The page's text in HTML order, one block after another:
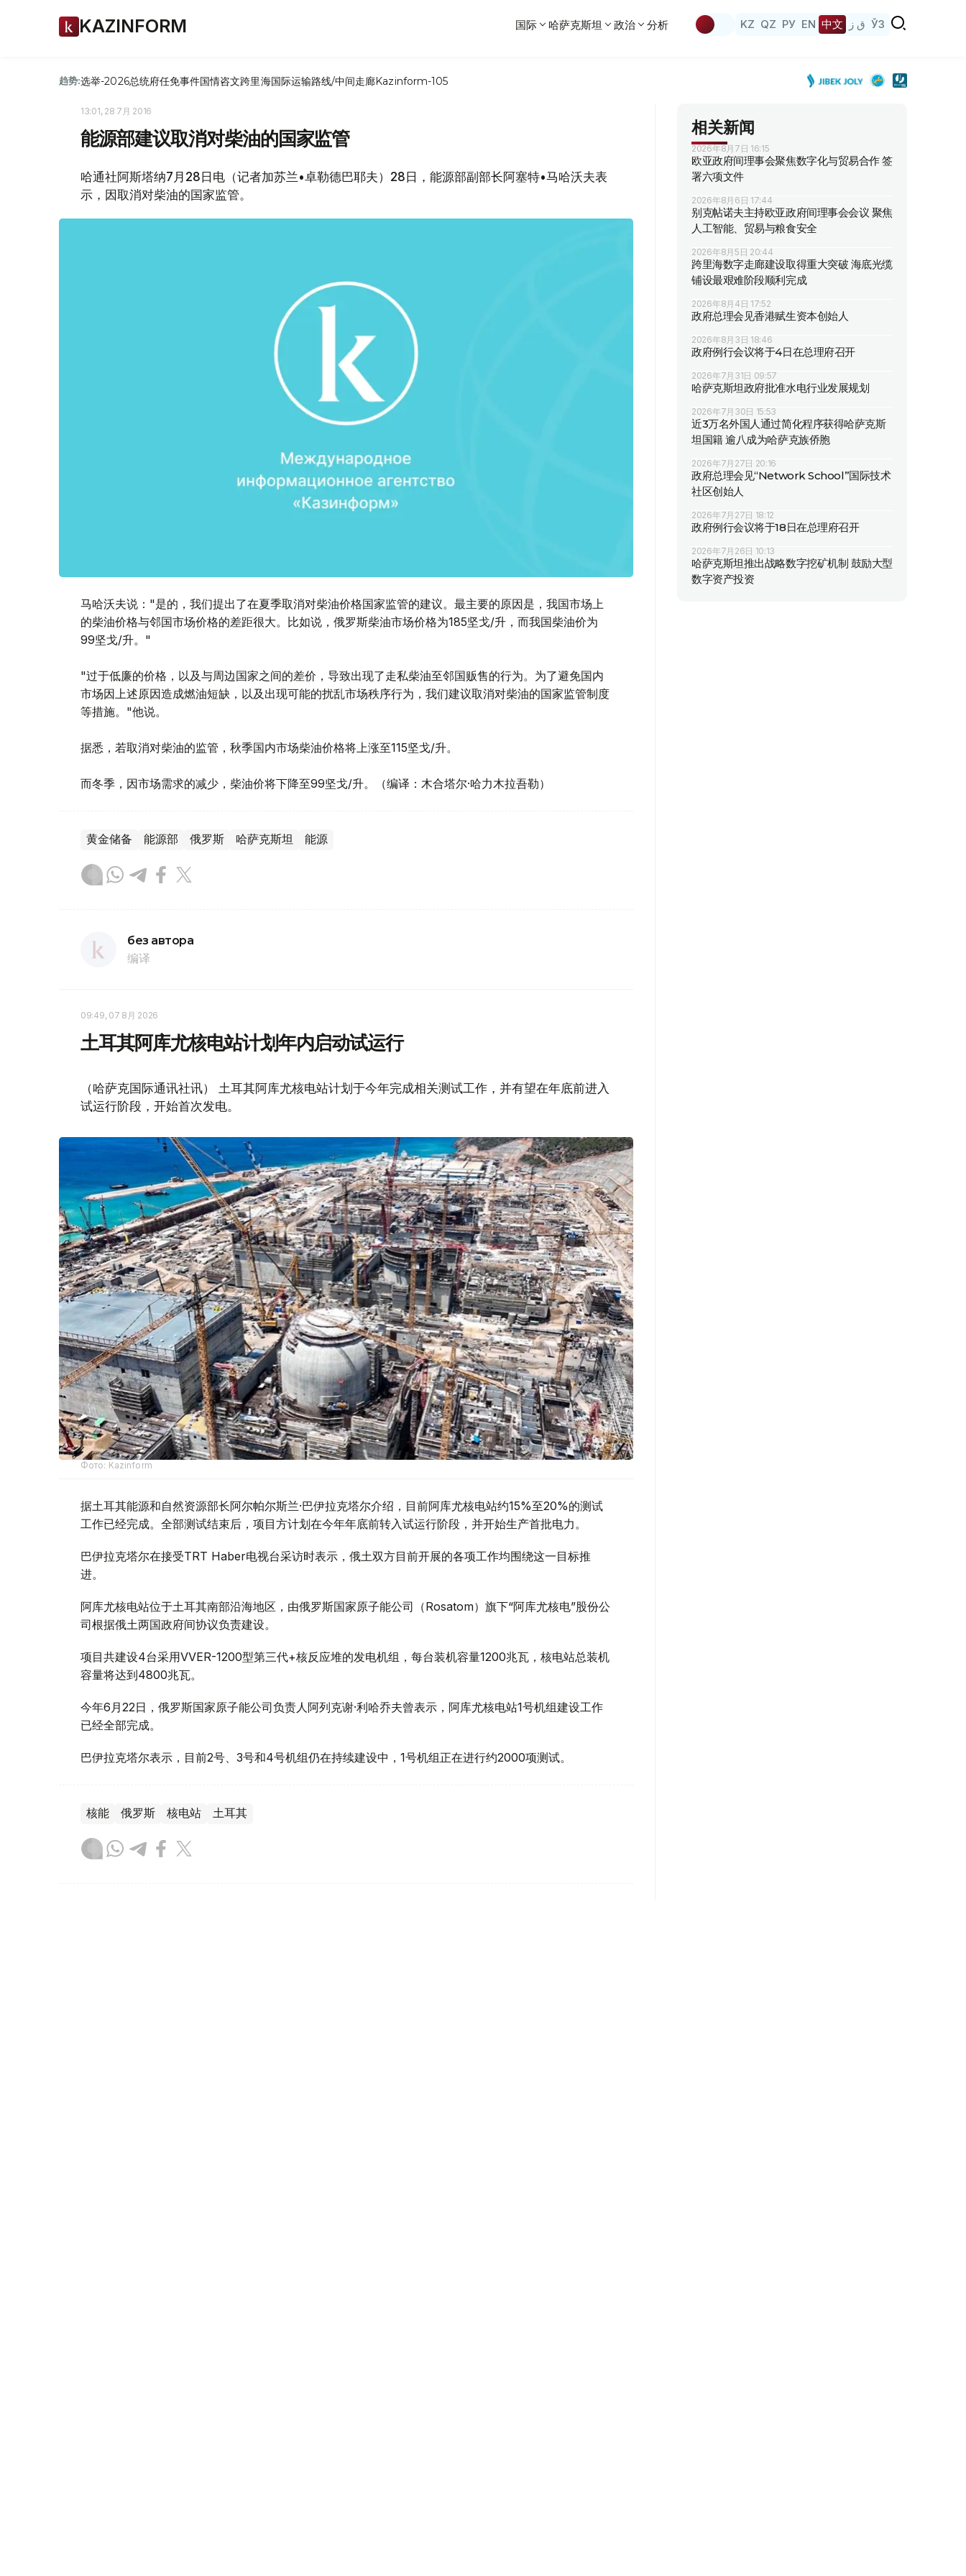
KAZINFORM 国际 哈萨克斯坦 政治 分析 KZ QZ РУ EN 中文 ق ز ЎЗ
趋势:选举-2026总统府任免事件国情咨文跨里海国际运输路线/中间走廊Kazinform-105
13:01, 28 7月 2016
能源部建议取消对柴油的国家监管
哈通社阿斯塔纳7月28日电（记者加苏兰•卓勒德巴耶夫）28日，能源部副部长阿塞特•马哈沃夫表
示，因取消对柴油的国家监管。
马哈沃夫说："是的，我们提出了在夏季取消对柴油价格国家监管的建议。最主要的原因是，我国市场上
的柴油价格与邻国市场价格的差距很大。比如说，俄罗斯柴油市场价格为185坚戈/升，而我国柴油价为
99坚戈/升。"
"过于低廉的价格，以及与周边国家之间的差价，导致出现了走私柴油至邻国贩售的行为。为了避免国内
市场因上述原因造成燃油短缺，以及出现可能的扰乱市场秩序行为，我们建议取消对柴油的国家监管制度
等措施。"他说。
据悉，若取消对柴油的监管，秋季国内市场柴油价格将上涨至115坚戈/升。
而冬季，因市场需求的减少，柴油价将下降至99坚戈/升。（编译：木合塔尔·哈力木拉吾勒）
黄金储备 能源部 俄罗斯 哈萨克斯坦 能源
без автора
编译
09:49, 07 8月 2026
土耳其阿库尤核电站计划年内启动试运行
（哈萨克国际通讯社讯） 土耳其阿库尤核电站计划于今年完成相关测试工作，并有望在年底前进入
试运行阶段，开始首次发电。
Фото: Kazinform
据土耳其能源和自然资源部长阿尔帕尔斯兰·巴伊拉克塔尔介绍，目前阿库尤核电站约15%至20%的测试
工作已经完成。全部测试结束后，项目方计划在今年年底前转入试运行阶段，并开始生产首批电力。
巴伊拉克塔尔在接受TRT Haber电视台采访时表示，俄土双方目前开展的各项工作均围绕这一目标推
进。
阿库尤核电站位于土耳其南部沿海地区，由俄罗斯国家原子能公司（Rosatom）旗下“阿库尤核电”股份公
司根据俄土两国政府间协议负责建设。
项目共建设4台采用VVER-1200型第三代+核反应堆的发电机组，每台装机容量1200兆瓦，核电站总装机
容量将达到4800兆瓦。
今年6月22日，俄罗斯国家原子能公司负责人阿列克谢·利哈乔夫曾表示，阿库尤核电站1号机组建设工作
已经全部完成。
巴伊拉克塔尔表示，目前2号、3号和4号机组仍在持续建设中，1号机组正在进行约2000项测试。
核能 俄罗斯 核电站 土耳其
相关新闻
2026年8月7日 16:15
欧亚政府间理事会聚焦数字化与贸易合作 签
署六项文件
2026年8月6日 17:44
别克帖诺夫主持欧亚政府间理事会会议 聚焦
人工智能、贸易与粮食安全
2026年8月5日 20:44
跨里海数字走廊建设取得重大突破 海底光缆
铺设最艰难阶段顺利完成
2026年8月4日 17:52
政府总理会见香港赋生资本创始人
2026年8月3日 18:46
政府例行会议将于4日在总理府召开
2026年7月31日 09:57
哈萨克斯坦政府批准水电行业发展规划
2026年7月30日 15:53
近3万名外国人通过简化程序获得哈萨克斯
坦国籍 逾八成为哈萨克族侨胞
2026年7月27日 20:16
政府总理会见“Network School”国际技术
社区创始人
2026年7月27日 18:12
政府例行会议将于18日在总理府召开
2026年7月26日 10:13
哈萨克斯坦推出战略数字挖矿机制 鼓励大型
数字资产投资